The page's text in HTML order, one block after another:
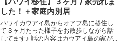
した！＋家庭内別居
ハワイカウアイ島からオアフ島に移住し
て３ヶ月たった様子をお散歩しながら話
してます♪ 話の内容はカウアイ島の家が